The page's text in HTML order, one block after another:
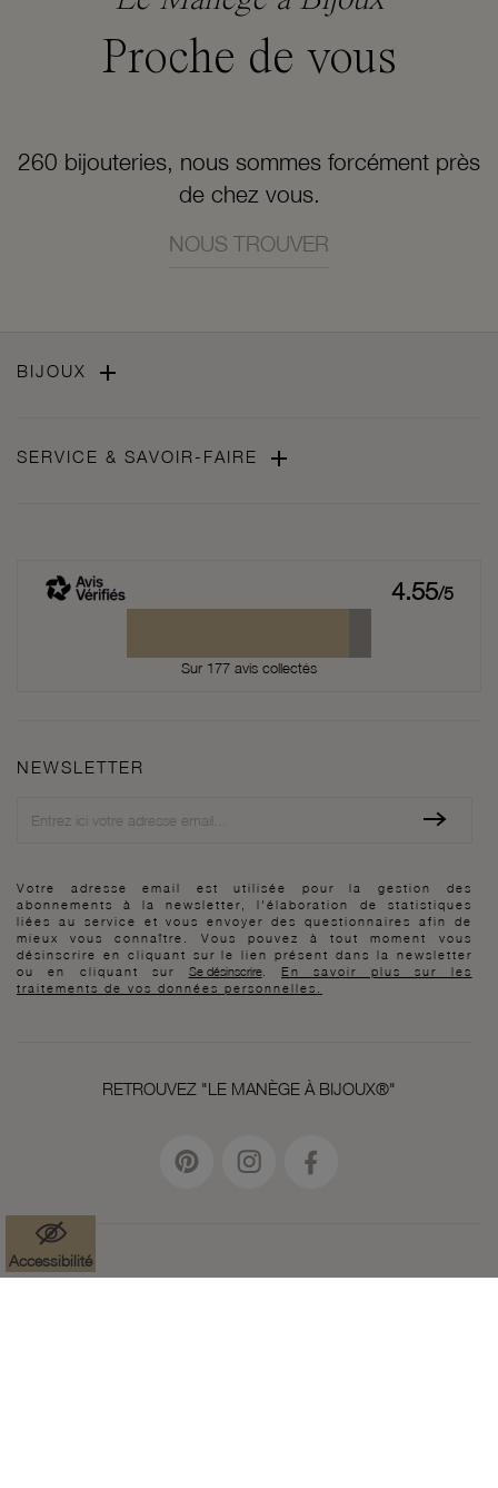
Proche de vous
260 bijouteries, nous sommes forcément près
de chez vous.
NOUS TROUVER
BIJOUX 
SERVICE & SAVOIR-FAIRE 
4.55/5
Sur 177 avis collectés
NEWSLETTER
Votre adresse email est utilisée pour la gestion des
abonnements à la newsletter, l'élaboration de statistiques
liées au service et vous envoyer des questionnaires afin de
mieux vous connaître. Vous pouvez à tout moment vous
désinscrire en cliquant sur le lien présent dans la newsletter
ou en cliquant sur Se désinscrire.En savoir plus sur les
traitements de vos données personnelles.
RETROUVEZ "LE MANÈGE À BIJOUX®"
Accessibilité